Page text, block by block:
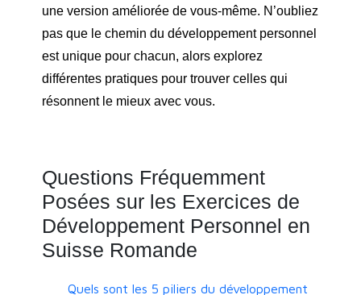
une version améliorée de vous-même. N’oubliez
pas que le chemin du développement personnel
est unique pour chacun, alors explorez
différentes pratiques pour trouver celles qui
résonnent le mieux avec vous.
Questions Fréquemment
Posées sur les Exercices de
Développement Personnel en
Suisse Romande
Quels sont les 5 piliers du développement